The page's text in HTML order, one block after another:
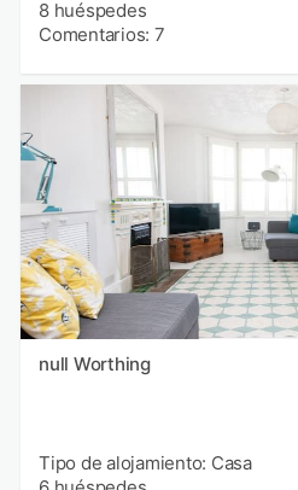
8 huéspedes
Comentarios: 7
null Worthing
Tipo de alojamiento: Casa